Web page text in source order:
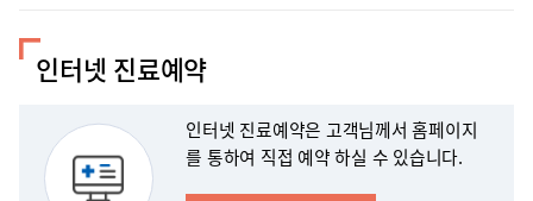
인터넷 진료예약
인터넷 진료예약은 고객님께서 홈페이지
를 통하여 직접 예약 하실 수 있습니다.